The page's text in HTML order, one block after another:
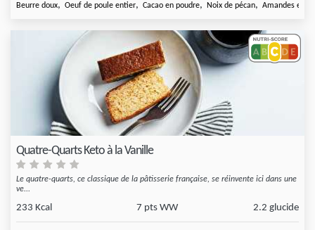
Beurre doux, Oeuf de poule entier, Cacao en poudre, Noix de pécan, Amandes en
Quatre-Quarts Keto à la Vanille
Le quatre-quarts, ce classique de la pâtisserie française, se réinvente ici dans une
ve...
233 Kcal 7 pts WW 2.2 glucide